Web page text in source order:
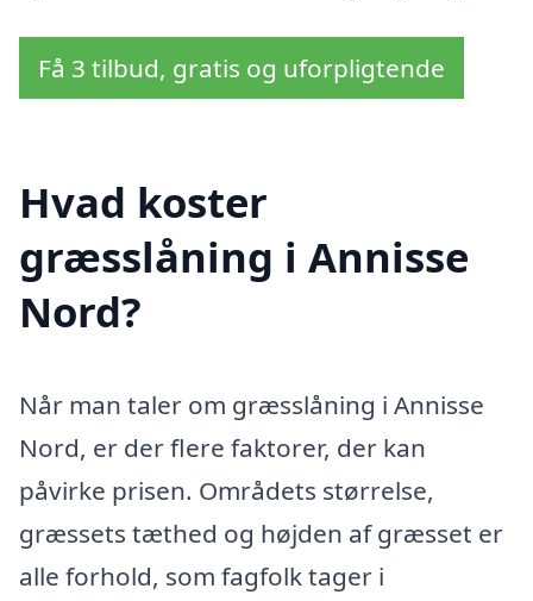
Få 3 tilbud, gratis og uforpligtende
Hvad koster
græsslåning i Annisse
Nord?
Når man taler om græsslåning i Annisse
Nord, er der flere faktorer, der kan
påvirke prisen. Områdets størrelse,
græssets tæthed og højden af græsset er
alle forhold, som fagfolk tager i